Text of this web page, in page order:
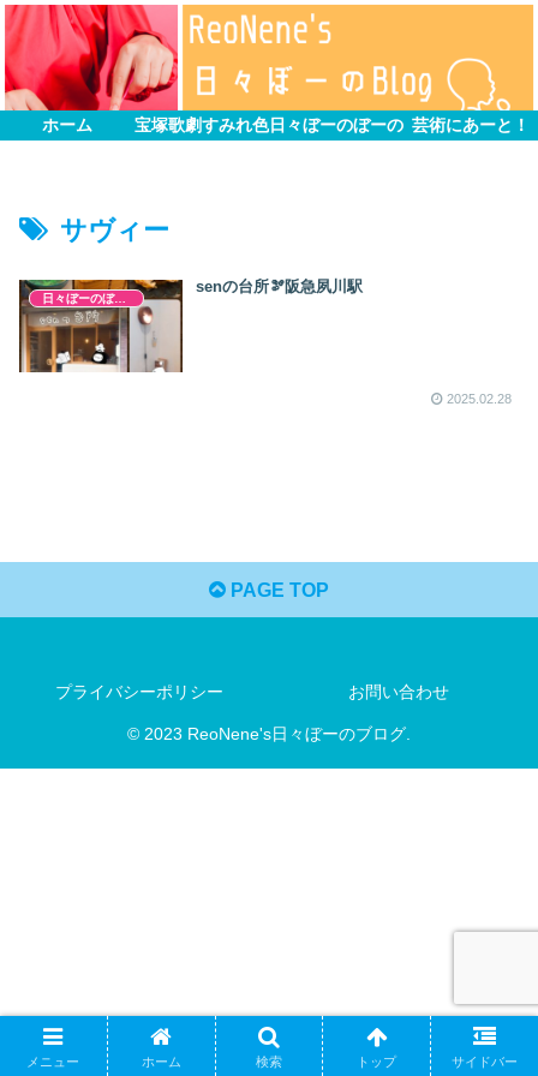
ホーム 宝塚歌劇すみれ色日々ぼーのぼーの 芸術にあーと！
サヴィー
日々ぼーのぼーの
senの台所🫘阪急夙川駅
2025.02.28
PAGE TOP
プライバシーポリシー お問い合わせ
© 2023 ReoNene's日々ぼーのブログ.
メニュー ホーム 検索 トップ サイドバー